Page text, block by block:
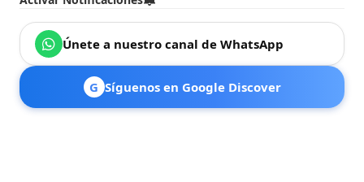
Únete a nuestro canal de WhatsApp
G Síguenos en Google Discover